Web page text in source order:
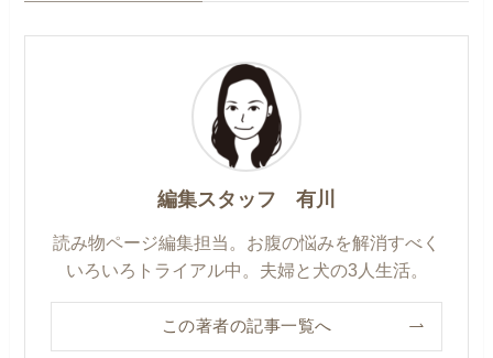
編集スタッフ 有川
読み物ページ編集担当。お腹の悩みを解消すべく
いろいろトライアル中。夫婦と犬の3人生活。
この著者の記事一覧へ